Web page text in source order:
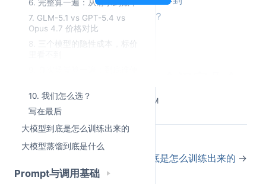
6. 完整算一遍：从请求到账单
7. GLM-5.1 vs GPT-5.4 vs
Opus 4.7 价格对比
8. 三个模型的隐性成本，标价
10. 我们怎么选？
写在最后
大模型到底是怎么训练出来的
大模型蒸馏到底是什么
Prompt与调用基础
真实场景算一遍：到底谁便宜？
到底怎么选？
token？
Token 是大模型计费的基本单位。
费，也不是按"行"付费，而是按 token 付费。
那 token 和汉字是什么关系？
Last Updated: 5/25/2026, 3:50:35 PM
←大模型应用开发到底在做什么
大模型到底是怎么训练出来的 →